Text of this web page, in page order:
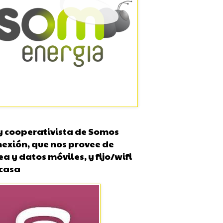
cooperativista de Somos
que nos provee de
y datos móviles, y fijo/wifi